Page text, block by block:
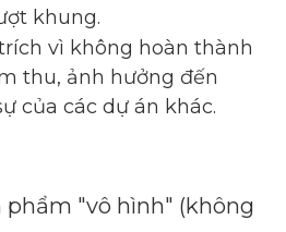
khung.
vì không hoàn thành
thu, ảnh hưởng đến
của các dự án khác.
phẩm "vô hình" (không